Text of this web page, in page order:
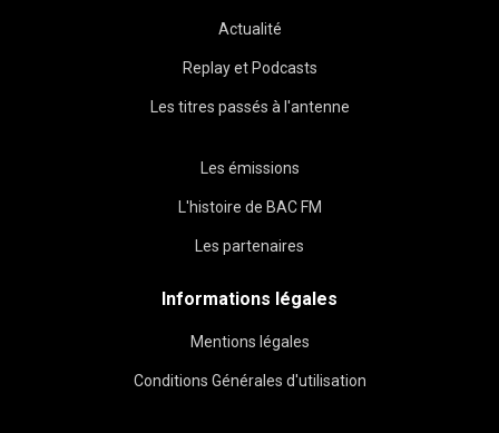
Actualité
Replay et Podcasts
Les titres passés à l'antenne
Les émissions
L'histoire de BAC FM
Les partenaires
Informations légales
Mentions légales
Conditions Générales d'utilisation